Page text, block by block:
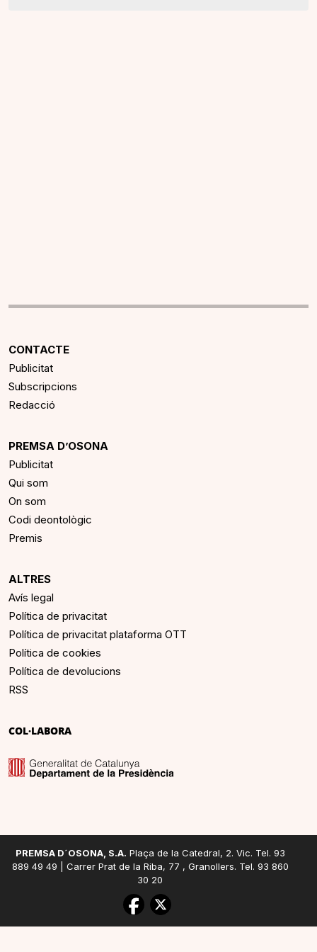
CONTACTE
Publicitat
Subscripcions
Redacció
PREMSA D’OSONA
Publicitat
Qui som
On som
Codi deontològic
Premis
ALTRES
Avís legal
Política de privacitat
Política de privacitat plataforma OTT
Política de cookies
Política de devolucions
RSS
COL·LABORA
PREMSA D´OSONA, S.A. Plaça de la Catedral, 2. Vic. Tel. 93
889 49 49 | Carrer Prat de la Riba, 77 , Granollers. Tel. 93 860
30 20